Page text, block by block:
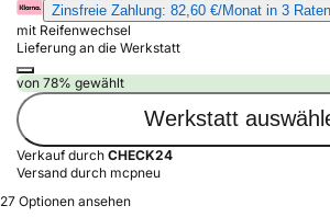
Zinsfreie Zahlung: 82,60 €/Monat in 3 Raten
mit Reifenwechsel
Lieferung an die Werkstatt
von 78% gewählt
Werkstatt
Verkauf durch CHECK24
Versand durch mcpneu
27 Optionen ansehen